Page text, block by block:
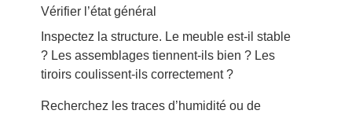
Vérifier l’état général
Inspectez la structure. Le meuble est-il stable
? Les assemblages tiennent-ils bien ? Les
tiroirs coulissent-ils correctement ?
Recherchez les traces d’humidité ou de